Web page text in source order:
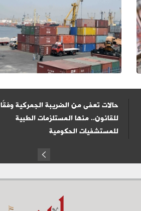
حالات تعفى من الضريبة الجمركية وفقًا
للقانون.. منها المستلزمات الطبية
للمستشفيات الحكومية
Prev